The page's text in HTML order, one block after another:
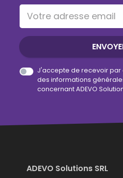
Votre adresse email
J'accepte de recevoir
des informations
concernant ADEVO
ADEVO Solutions SRL